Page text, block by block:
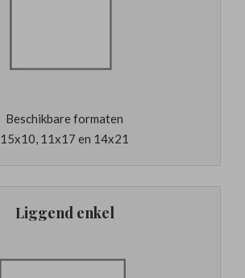
Beschikbare formaten
15x10, 11x17 en 14x21
Liggend enkel